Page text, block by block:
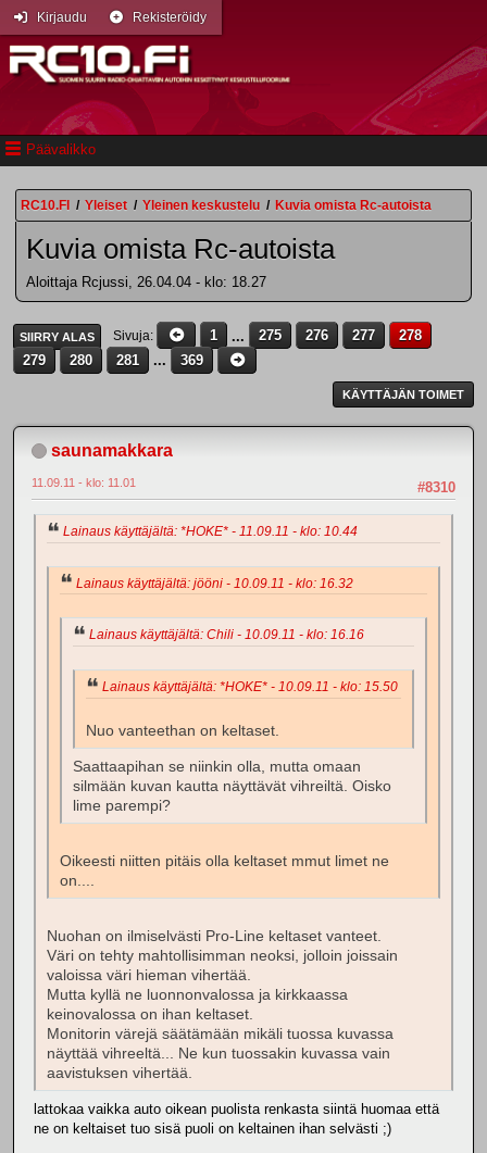
Päävalikko
Kirjaudu Rekisteröidy
RC10.FI / Yleiset / Yleinen keskustelu / Kuvia omista Rc-autoista
Kuvia omista Rc-autoista
Aloittaja Rcjussi, 26.04.04 - klo: 18.27
SIIRRY ALAS Sivuja 1 ... 275 276 277
278
279
280 281 ... 369
KÄYTTÄJÄN TOIMET
saunamakkara
#8310
11.09.11 - klo: 11.01
Lainaus käyttäjältä: *HOKE* - 11.09.11 - klo: 10.44
Lainaus käyttäjältä: jööni - 10.09.11 - klo: 16.32
Lainaus käyttäjältä: Chili - 10.09.11 - klo: 16.16
Lainaus käyttäjältä: *HOKE* - 10.09.11 - klo: 15.50
Nuo vanteethan on keltaset.
Saattaapihan se niinkin olla, mutta omaan
silmään kuvan kautta näyttävät vihreiltä. Oisko
lime parempi?
Oikeesti niitten pitäis olla keltaset mmut limet ne
on....
Nuohan on ilmiselvästi Pro-Line keltaset vanteet.
Väri on tehty mahtollisimman neoksi, jolloin joissain
valoissa väri hieman vihertää.
Mutta kyllä ne luonnonvalossa ja kirkkaassa
keinovalossa on ihan keltaset.
Monitorin värejä säätämään mikäli tuossa kuvassa
näyttää vihreeltä... Ne kun tuossakin kuvassa vain
aavistuksen vihertää.
lattokaa vaikka auto oikean puolista renkasta siintä huomaa että
ne on keltaiset tuo sisä puoli on keltainen ihan selvästi ;)